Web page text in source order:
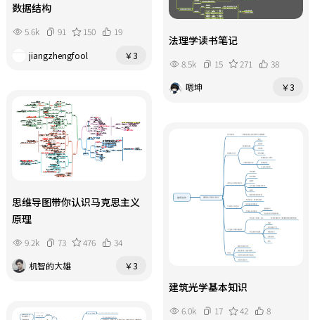
数据结构
5.6k 91 150
19
jiangzhengfool
￥3
法理学读书笔记
8.5k 15 271
38
嗯坤
￥3
思维导图带你认识马克思主义
原理
9.2k 73 476
34
机智的大雄
￥3
建筑光学基本知识
6.0k 17 42
8